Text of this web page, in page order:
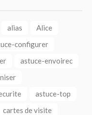
alias
Alice
configurer
astuce-envoirec
astuce-top
cartes de visite